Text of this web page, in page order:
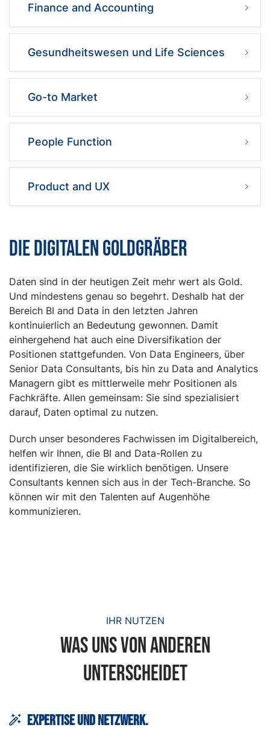
Finance and Accounting
Gesundheitswesen und Life Sciences
Go-to Market
People Function
Product and UX
Die digitalen Goldgräber
Daten sind in der heutigen Zeit mehr wert als Gold.
Und mindestens genau so begehrt. Deshalb hat der
Bereich BI and Data in den letzten Jahren
kontinuierlich an Bedeutung gewonnen. Damit
einhergehend hat auch eine Diversifikation der
Positionen stattgefunden. Von Data Engineers, über
Senior Data Consultants, bis hin zu Data and Analytics
Managern gibt es mittlerweile mehr Positionen als
Fachkräfte. Allen gemeinsam: Sie sind spezialisiert
darauf, Daten optimal zu nutzen.
Durch unser besonderes Fachwissen im Digitalbereich,
helfen wir Ihnen, die BI and Data-Rollen zu
identifizieren, die Sie wirklich benötigen. Unsere
Consultants kennen sich aus in der Tech-Branche. So
können wir mit den Talenten auf Augenhöhe
kommunizieren.
IHR NUTZEN
was uns von anderen
unterscheidet
Expertise und netzwerk.